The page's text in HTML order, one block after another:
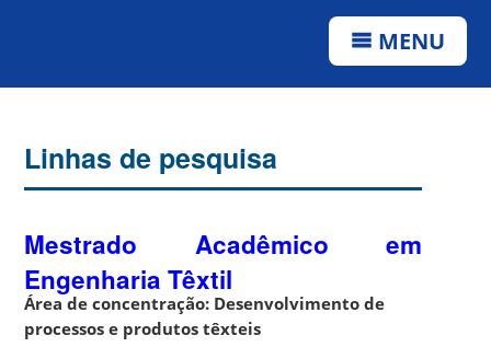
MENU
Linhas de pesquisa
Mestrado Acadêmico em
Engenharia Têxtil
Área de concentração: Desenvolvimento de
processos e produtos têxteis